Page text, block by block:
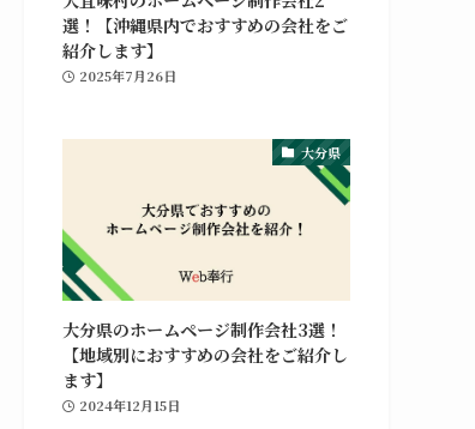
選！【沖縄県内でおすすめの会社をご
紹介します】
2025年7月26日
大分県
大分県のホームページ制作会社3選！
【地域別におすすめの会社をご紹介し
ます】
2024年12月15日